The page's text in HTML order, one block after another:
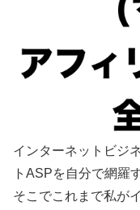
インターネットビジ
トASPを自分で網羅
そこでこれまで私が